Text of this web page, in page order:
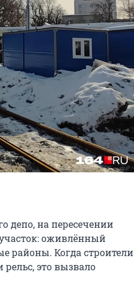
депо, на пересечении
оживлённый
районы. Когда строители
это вызвало